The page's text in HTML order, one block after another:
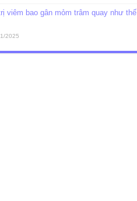
viêm bao gân mỏm trâm quay như thế
2025